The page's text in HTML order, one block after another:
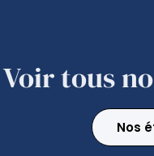
Voir tous
Nos